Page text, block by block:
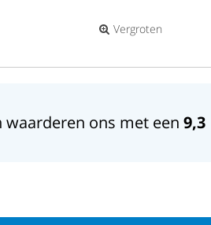
Vergroten
waarderen ons met een 9,3